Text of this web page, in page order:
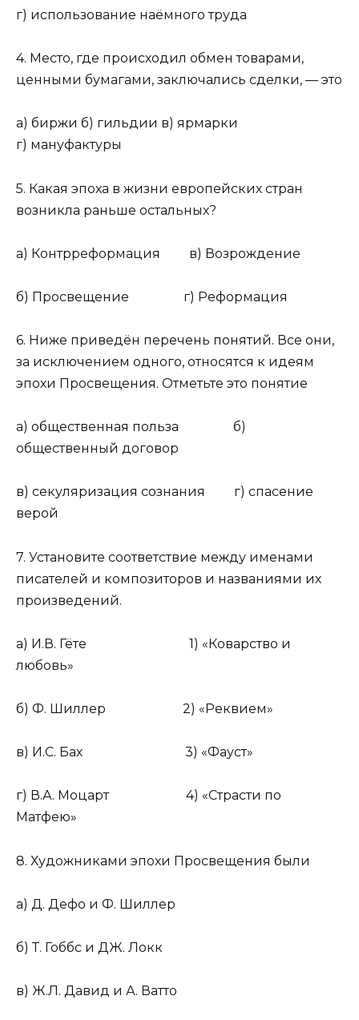
г) использование наёмного труда
4. Место, где происходил обмен товарами,
ценными бумагами, заключались сделки, — это
а) биржи б) гильдии в) ярмарки
г) мануфактуры
5. Какая эпоха в жизни европейских стран
возникла раньше остальных?
а) Контрреформация в) Возрождение
б) Просвещение г) Реформация
6. Ниже приведён перечень понятий. Все они,
за исключением одного, относятся к идеям
эпохи Просвещения. Отметьте это понятие
а) общественная польза б)
общественный договор
в) секуляризация сознания г) спасение
верой
7. Установите соответствие между именами
писателей и композиторов и названиями их
произведений.
а) И.В. Гёте 1) «Коварство и
любовь»
б) Ф. Шиллер 2) «Реквием»
в) И.С. Бах 3) «Фауст»
г) В.А. Моцарт 4) «Страсти по
Матфею»
8. Художниками эпохи Просвещения были
а) Д. Дефо и Ф. Шиллер
б) Т. Гоббс и ДЖ. Локк
в) Ж.Л. Давид и А. Ватто